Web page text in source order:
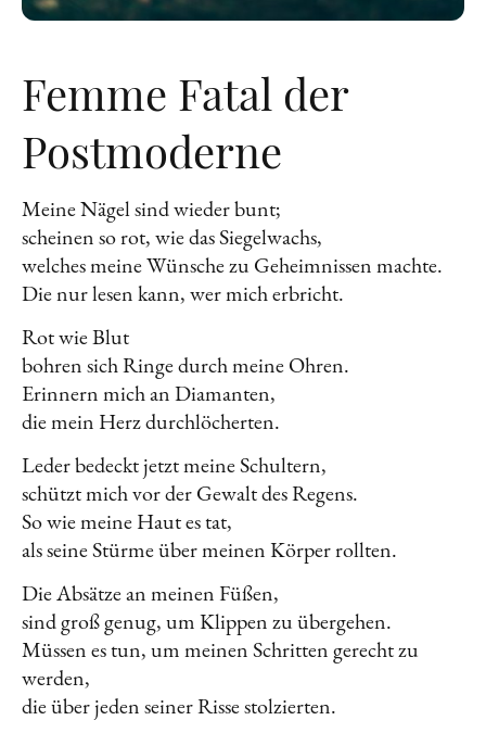
Femme Fatal der
Postmoderne
Meine Nägel sind wieder bunt;
scheinen so rot, wie das Siegelwachs,
welches meine Wünsche zu Geheimnissen machte.
Die nur lesen kann, wer mich erbricht.
Rot wie Blut
bohren sich Ringe durch meine Ohren.
Erinnern mich an Diamanten,
die mein Herz durchlöcherten.
Leder bedeckt jetzt meine Schultern,
schützt mich vor der Gewalt des Regens.
So wie meine Haut es tat,
als seine Stürme über meinen Körper rollten.
Die Absätze an meinen Füßen,
sind groß genug, um Klippen zu übergehen.
Müssen es tun, um meinen Schritten gerecht zu
werden,
die über jeden seiner Risse stolzierten.